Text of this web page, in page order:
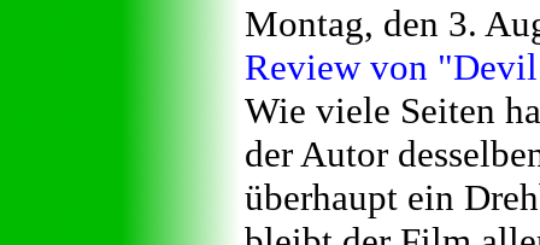
Montag, den 3.
Review von
Wie viele Seiten
der Autor
überhaupt ein